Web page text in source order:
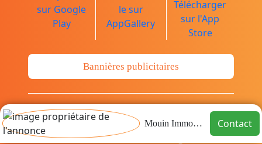
Mouin Immobilier Contact
Bannières publicitaires
© Copyright 2014-2026 Cava.tn Limited Tous
les droits sont réservés.